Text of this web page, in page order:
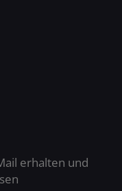
erhalten und